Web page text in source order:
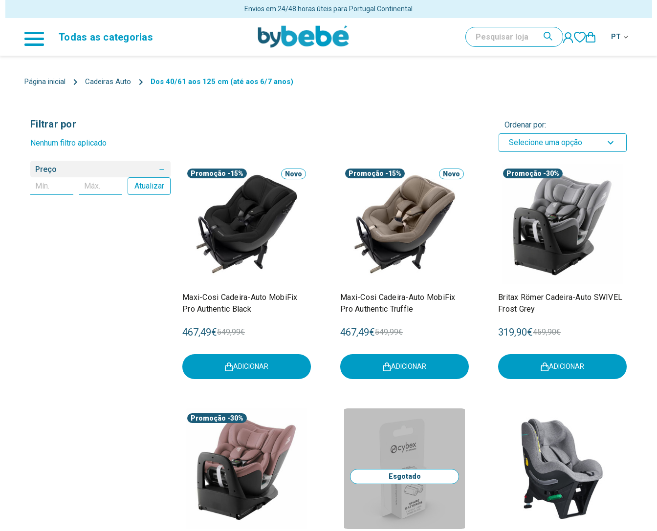
Envios em 24/48 horas úteis para Portugal Continental
Todas as categorias PESQUISAR
PT
Página inicial Cadeiras Auto Dos 40/61 aos 125 cm (até aos 6/7 anos)
Filtrar por
Nenhum filtro aplicado
Preço
Atualizar
Ordenar por:
Selecione uma opção
Promoção -15% Novo
Maxi-Cosi Cadeira-Auto MobiFix
Pro Authentic Black
467,49€549,99€
ADICIONAR
Promoção -15% Novo
Maxi-Cosi Cadeira-Auto MobiFix
Pro Authentic Truffle
467,49€549,99€
ADICIONAR
Promoção -30%
Britax Römer Cadeira-Auto SWIVEL
Frost Grey
319,90€459,90€
ADICIONAR
Promoção -30%
Esgotado